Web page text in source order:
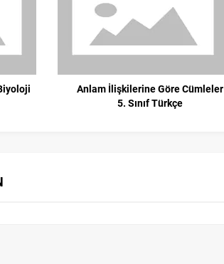
Anlam İlişkilerine Göre Cümleler
5. Sınıf Türkçe